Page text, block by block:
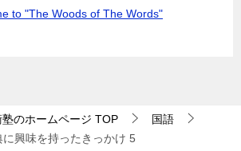
to "The Woods of The Words"
のホームページ TOP
国語
興味を持ったきっかけ 5